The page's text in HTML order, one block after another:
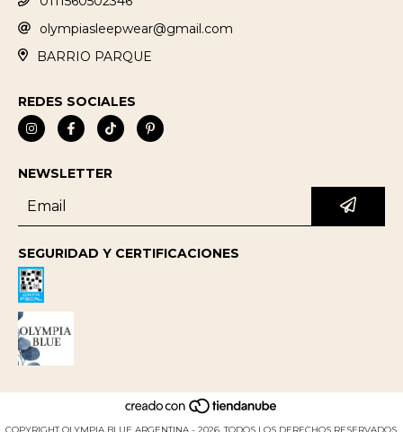
olympiasleepwear@gmail.com
BARRIO PARQUE
REDES SOCIALES
NEWSLETTER
SEGURIDAD Y CERTIFICACIONES
COPYRIGHT OLYMPIA BLUE ARGENTINA - 2026. TODOS LOS DERECHOS RESERVADOS.